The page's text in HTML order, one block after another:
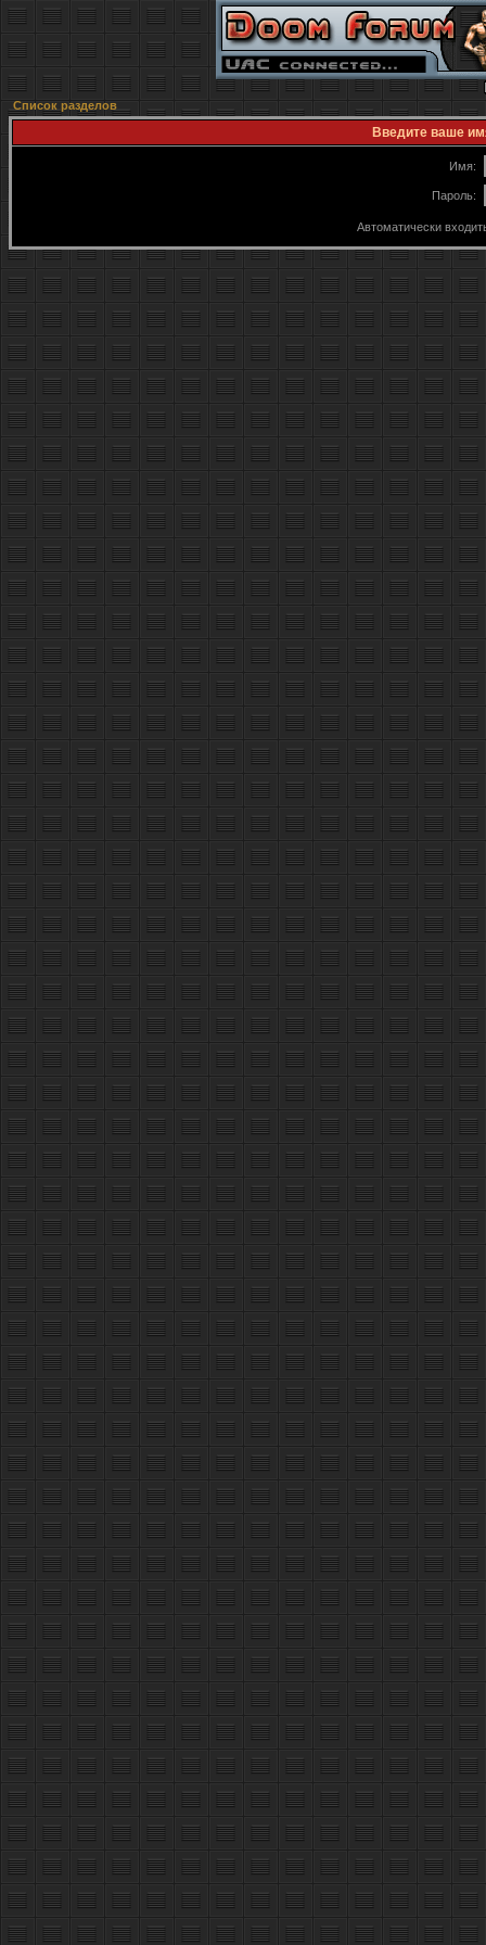
Список разделов
Введите ваше
Имя:
Пароль:
Автоматически